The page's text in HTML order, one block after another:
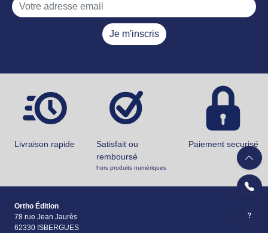
Je m'inscris
Livraison rapide
Satisfait ou
remboursé
hors produits numériques
Paiement securisé
Ortho Édition
78 rue Jean Jaurès
62330 ISBERGUES